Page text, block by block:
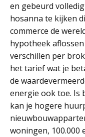
en gebeurd
hosanna te kijken
commerce de
hypotheek
verschillen per
het tarief wat je
de
energie ook toe. Is
kan je hogere
woningen, 100.000